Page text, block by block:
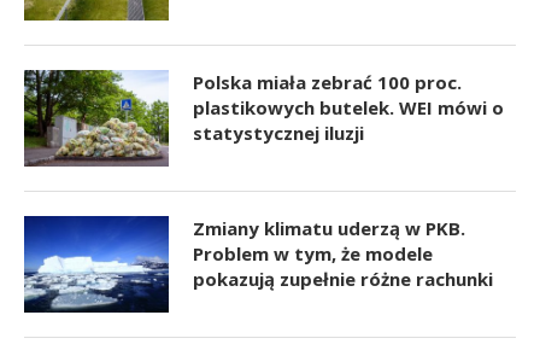
Polska miała zebrać 100 proc.
plastikowych butelek. WEI mówi o
statystycznej iluzji
Zmiany klimatu uderzą w PKB.
Problem w tym, że modele
pokazują zupełnie różne rachunki